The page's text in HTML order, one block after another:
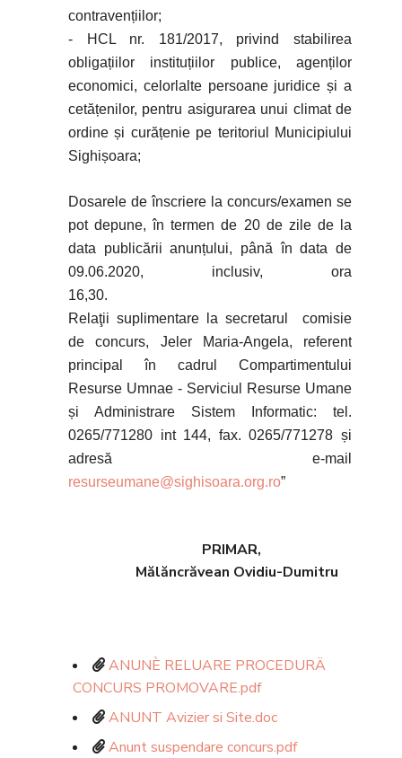
contravențiilor;
- HCL nr. 181/2017, privind stabilirea
obligațiilor instituțiilor publice, agenților
economici, celorlalte persoane juridice și a
cetățenilor, pentru asigurarea unui climat de
ordine și curățenie pe teritoriul Municipiului
Sighișoara;
Dosarele de înscriere la concurs/examen se
pot depune, în termen de 20 de zile de la
data publicării anunțului, până în data de
09.06.2020, inclusiv, ora
16,30.
Relaţii suplimentare la secretarul comisie
de concurs, Jeler Maria-Angela, referent
principal în cadrul Compartimentului
Resurse Umnae - Serviciul Resurse Umane
și Administrare Sistem Informatic: tel.
0265/771280 int 144, fax. 0265/771278 și
adresă e-mail
resurseumane@sighisoara.org.ro”
PRIMAR,
Mălăncrăvean Ovidiu-Dumitru
ANUNÈ RELUARE PROCEDURÄ
CONCURS PROMOVARE.pdf
ANUNT Avizier si Site.doc
Anunt suspendare concurs.pdf